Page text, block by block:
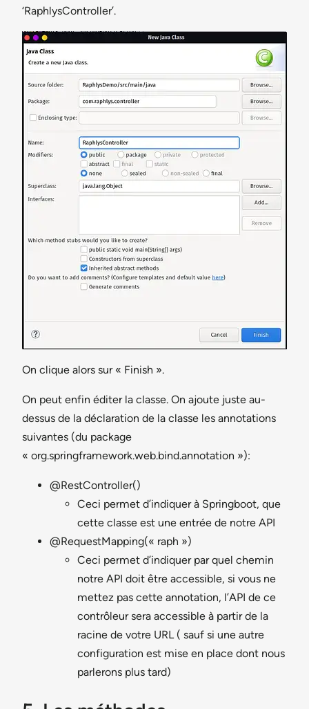
‘RaphlysController’.
On clique alors sur « Finish ».
On peut enfin éditer la classe. On ajoute juste au-
dessus de la déclaration de la classe les annotations
suivantes (du package
« org.springframework.web.bind.annotation »):
@RestController()
Ceci permet d’indiquer à Springboot, que
cette classe est une entrée de notre API
@RequestMapping(« raph »)
Ceci permet d’indiquer par quel chemin
notre API doit être accessible, si vous ne
mettez pas cette annotation, l’API de ce
contrôleur sera accessible à partir de la
racine de votre URL ( sauf si une autre
configuration est mise en place dont nous
parlerons plus tard)